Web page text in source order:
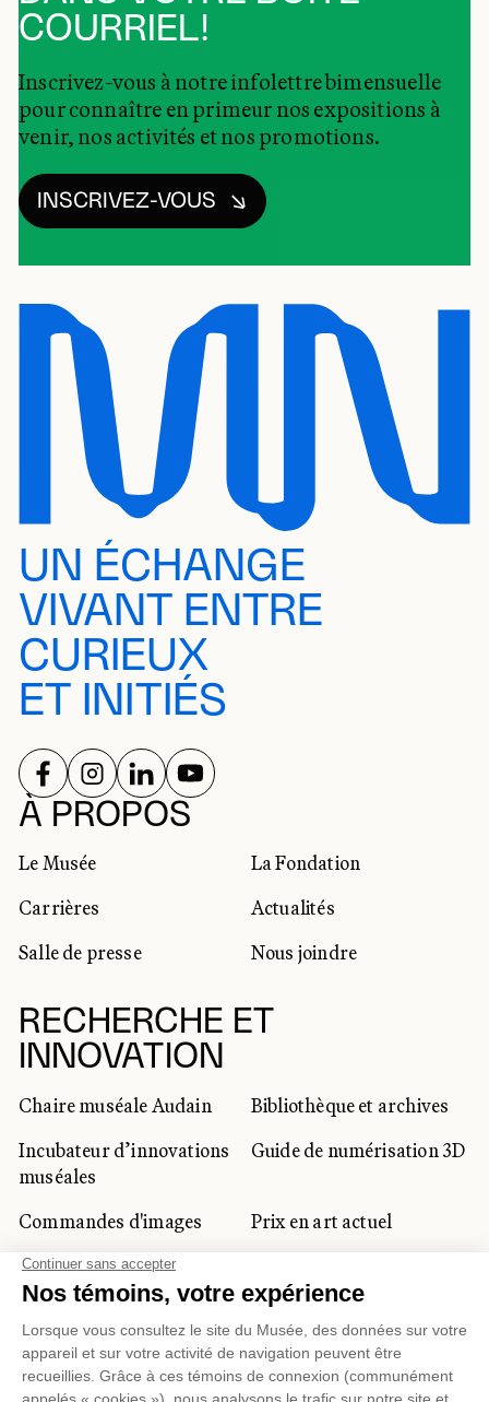
COURRIEL!
Inscrivez-vous à notre infolettre bimensuelle
pour connaître en primeur nos expositions à
venir, nos activités et nos promotions.
INSCRIVEZ-VOUS
UN ÉCHANGE
VIVANT ENTRE
CURIEUX
ET INITIÉS
À PROPOS
Le Musée
La Fondation
Carrières
Actualités
Salle de presse
Nous joindre
RECHERCHE ET
INNOVATION
Chaire muséale Audain
Bibliothèque et archives
Incubateur d’innovations
muséales
Guide de numérisation 3D
Commandes d'images
Prix en art actuel
Prix Lynne-Cohen
CLIENTÈLE CORPORATIVE
ET PRIVÉE
RÉSEAUX SOCIAUX
SUIVEZ-NOUS SUR
SUIVEZ-NOUS SUR
SUIVEZ-NOUS SUR
SUIVEZ-NOUS SUR